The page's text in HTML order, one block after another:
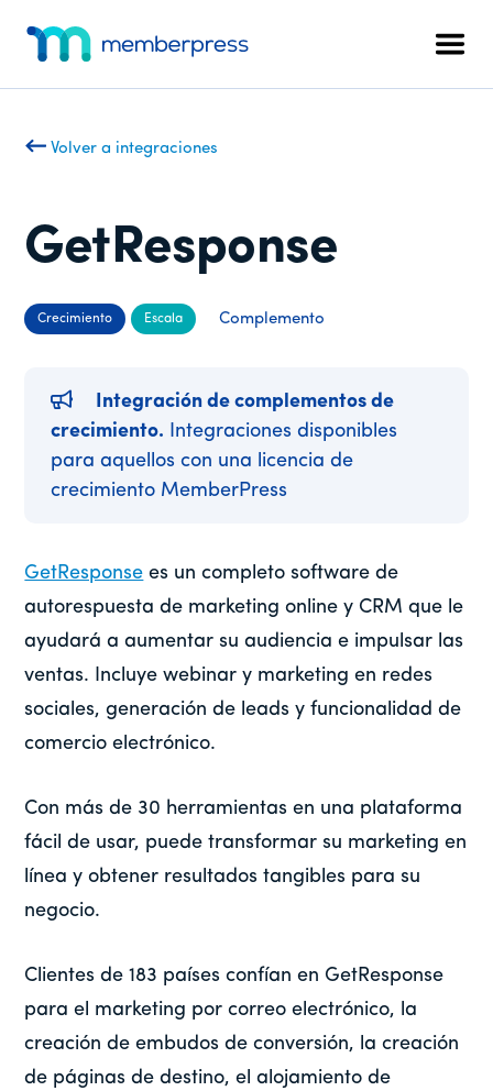
contenido
principal
de
adicional
de
en
uno
WordPress
Volver a integraciones
GetResponse
Crecimiento Escala Complemento
Integración de complementos de
crecimiento. Integraciones disponibles
para aquellos con una licencia de
crecimiento MemberPress
GetResponse es un completo software de
autorespuesta de marketing online y CRM que le
ayudará a aumentar su audiencia e impulsar las
ventas. Incluye webinar y marketing en redes
sociales, generación de leads y funcionalidad de
comercio electrónico.
Con más de 30 herramientas en una plataforma
fácil de usar, puede transformar su marketing en
línea y obtener resultados tangibles para su
negocio.
Clientes de 183 países confían en GetResponse
para el marketing por correo electrónico, la
creación de embudos de conversión, la creación
de páginas de destino, el alojamiento de